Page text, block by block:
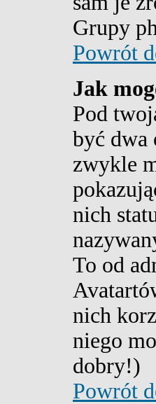
Grupy
Powrót
Jak
Pod
być dwa
zwykle
nich
To od
nich
niego
dobry!)
Powrót